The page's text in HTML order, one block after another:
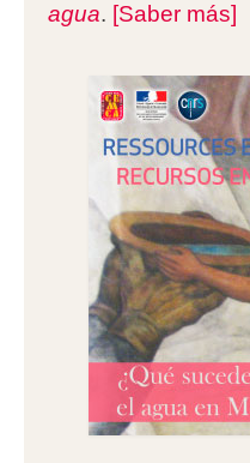
agua. [Saber más]